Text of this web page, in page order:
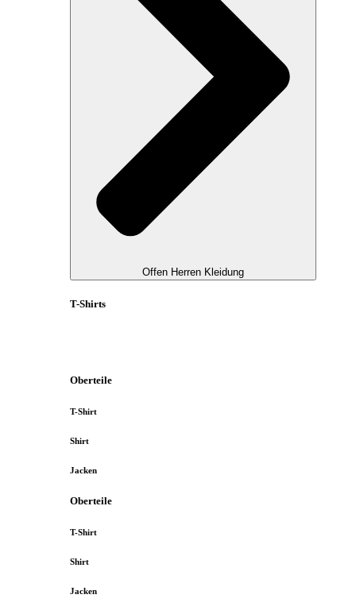
Offen Herren Kleidung
T-Shirts
Oberteile
T-Shirt
Shirt
Jacken
Oberteile
T-Shirt
Shirt
Jacken